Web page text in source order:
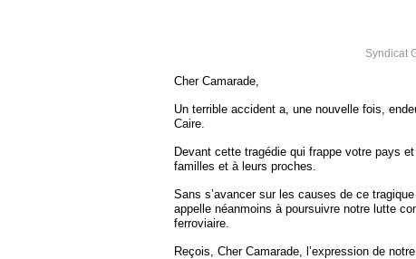
Syndicat
Cher Camarade,
Un terrible accident a, une nouvelle fois,
Caire.
Devant cette tragédie qui frappe votre pays
familles et à leurs proches.
Sans s’avancer sur les causes de ce
appelle néanmoins à poursuivre notre lutte
ferroviaire.
Reçois, Cher Camarade, l’expression de